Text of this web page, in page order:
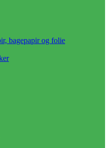
bagepapir og folie